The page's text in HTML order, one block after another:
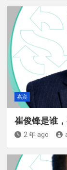
嘉宾
崔俊锋是谁
2 年 ago